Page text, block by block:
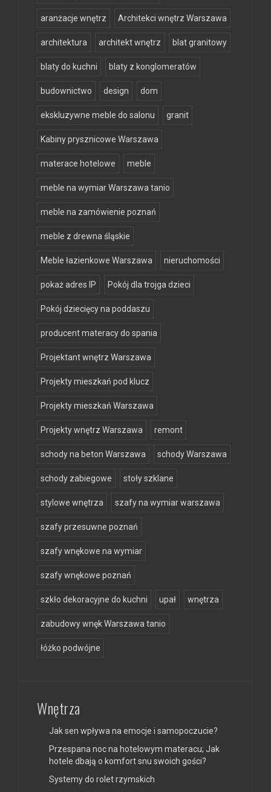
aranżacje wnętrz Architekci wnętrz Warszawa
architektura architekt wnętrz blat granitowy
blaty do kuchni blaty z konglomeratów
budownictwo design dom
ekskluzywne meble do salonu granit
Kabiny prysznicowe Warszawa
materace hotelowe meble
meble na wymiar Warszawa tanio
meble na zamówienie poznań
meble z drewna śląskie
Meble łazienkowe Warszawa nieruchomości
pokaż adres IP Pokój dla trojga dzieci
Pokój dziecięcy na poddaszu
producent materacy do spania
Projektant wnętrz Warszawa
Projekty mieszkań pod klucz
Projekty mieszkań Warszawa
Projekty wnętrz Warszawa remont
schody na beton Warszawa schody Warszawa
schody zabiegowe stoły szklane
stylowe wnętrza szafy na wymiar warszawa
szafy przesuwne poznań
szafy wnękowe na wymiar
szafy wnękowe poznań
szkło dekoracyjne do kuchni upał wnętrza
zabudowy wnęk Warszawa tanio
łóżko podwójne
Wnętrza
Jak sen wpływa na emocje i samopoczucie?
Przespana noc na hotelowym materacu; Jak
hotele dbają o komfort snu swoich gości?
Systemy do rolet rzymskich